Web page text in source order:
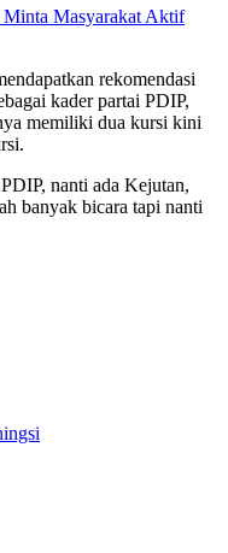
Masyarakat Aktif
rekomendasi
kader partai PDIP,
memiliki dua kursi kini
nanti ada Kejutan,
banyak bicara tapi nanti